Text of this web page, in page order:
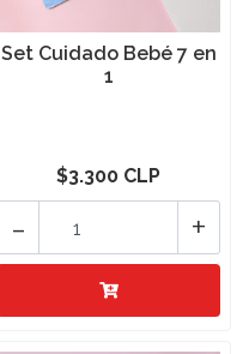
Set Cuidado Bebé 7 en
1
$3.300 CLP
+
-